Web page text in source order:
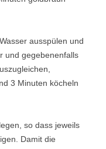
ausspülen und
und gegebenenfalls
3 Minuten köcheln
so dass jeweils
Damit die